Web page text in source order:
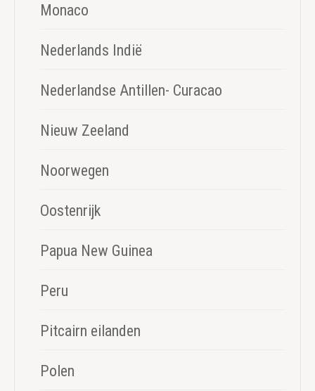
Monaco
Nederlands Indië
Nederlandse Antillen- Curacao
Nieuw Zeeland
Noorwegen
Oostenrijk
Papua New Guinea
Peru
Pitcairn eilanden
Polen